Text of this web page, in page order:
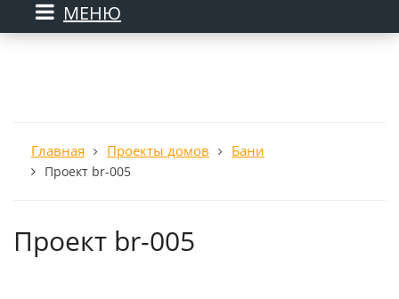
МЕНЮ
Главная Проекты домов Бани
Проект br-005
Проект br-005